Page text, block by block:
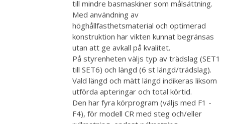
till mindre basmaskiner som målsättning.
Med användning av
höghållfasthetsmaterial och optimerad
konstruktion har vikten kunnat begränsas
utan att ge avkall på kvalitet.
På styrenheten väljs typ av trädslag (SET1
till SET6) och längd (6 st längd/trädslag).
Vald längd och mätt längd indikeras liksom
utförda apteringar och total körtid.
Den har fyra körprogram (väljs med F1 -
F4), för modell CR med steg och/eller